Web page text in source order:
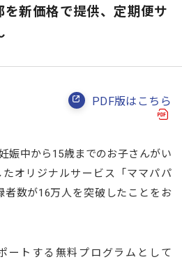
新価格で提供、定期便サ
PDF版はこちら
娠中から15歳までのお子さんがい
オリジナルサービス「ママパパ
数が16万人を突破したことをお
ートする無料プログラムとして